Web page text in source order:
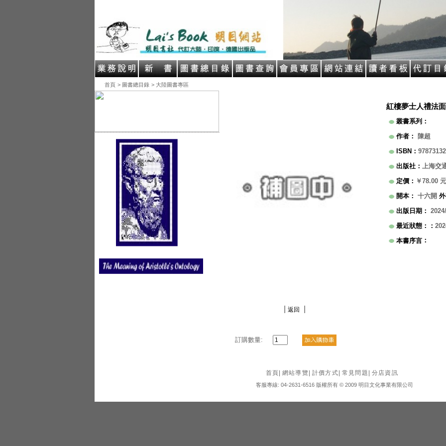
首頁 > 圖書總目錄 > 大陸圖書專區
返回
訂購數量:
紅樓夢士人禮法
叢書系列 ：
作者 ：
陳超
ISBN ：
出版社 ： 上海交
定價 ： ￥78.00 元
開本 ： 十六開
出版日期 ：
最近狀態：
：
本書序言 ：
首頁 網站導覽 計價方式 常見問題 分店資訊
客服專線: 04-2631-6516 版權所有 © 2009 明目文化事業有限公司